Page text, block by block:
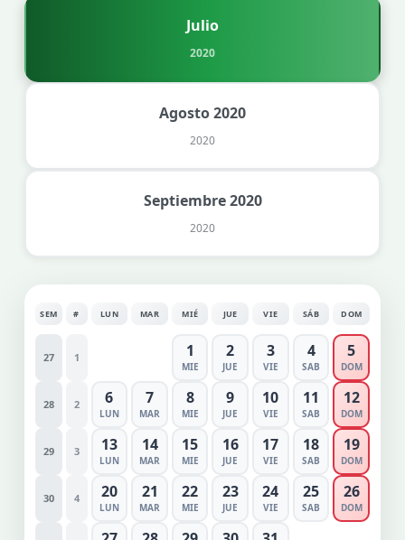
Julio
2020
Agosto 2020
2020
Septiembre 2020
2020
SEM # LUN MAR MIÉ JUE VIE SÁB DOM
27 1 1
MIE
2
JUE
3
VIE
4
SAB
5
DOM
28 2 6
LUN
7
MAR
8
MIE
9
JUE
10
VIE
11
SAB
12
DOM
29 3 13
LUN
14
MAR
15
MIE
16
JUE
17
VIE
18
SAB
19
DOM
30 4 20
LUN
21
MAR
22
MIE
23
JUE
24
VIE
25
SAB
26
DOM